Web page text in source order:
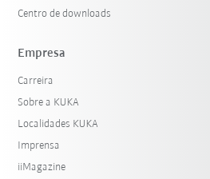
Centro de downloads
Empresa
Carreira
Sobre a KUKA
Localidades KUKA
Imprensa
iiMagazine